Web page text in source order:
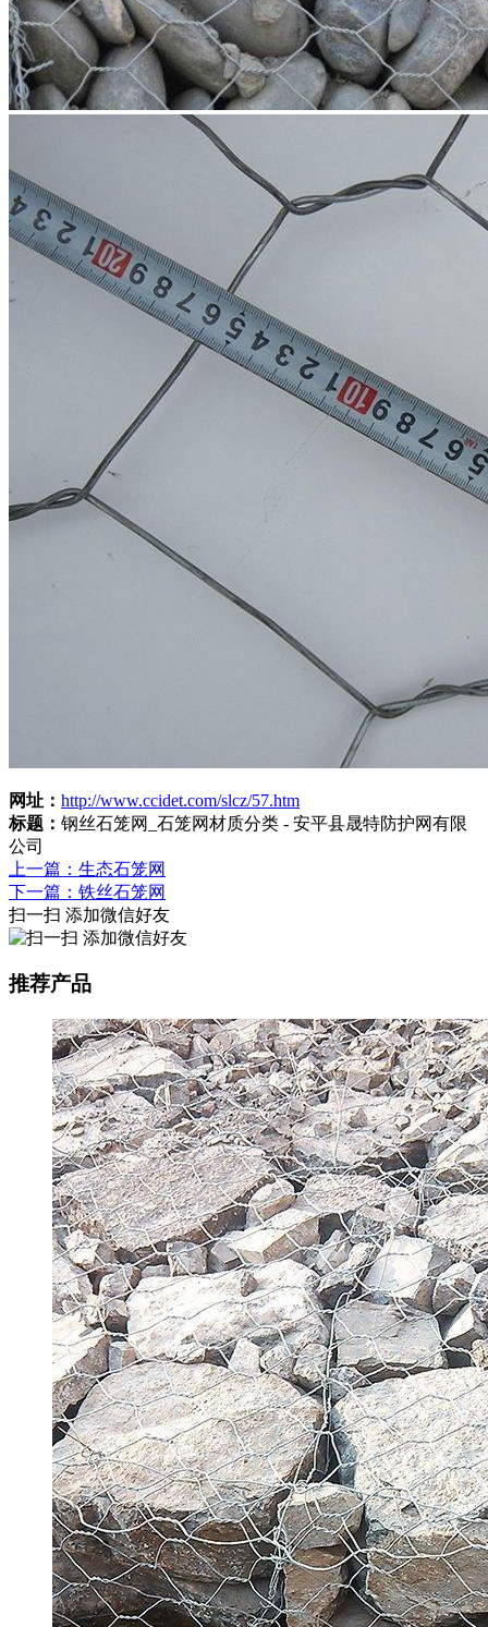
网址： http://www.ccidet.com/slcz/57.htm
标题： 钢丝石笼网_石笼网材质分类 - 安平县晟特防护网有限
公司
上一篇：生态石笼网
下一篇：铁丝石笼网
扫一扫 添加微信好友
推荐产品